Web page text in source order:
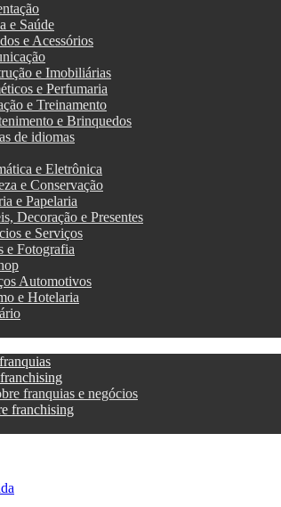
e Saúde
e Acessórios
e Imobiliárias
e Perfumaria
e Treinamento
e Brinquedos
de idiomas
e Eletrônica
e Conservação
e Papelaria
Decoração e Presentes
e Serviços
e Fotografia
Automotivos
e Hotelaria
franquias e negócios
franchising